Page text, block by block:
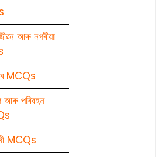
আৰু নগৰীয়া
MCQs
আৰু পৰিবহন
MCQs